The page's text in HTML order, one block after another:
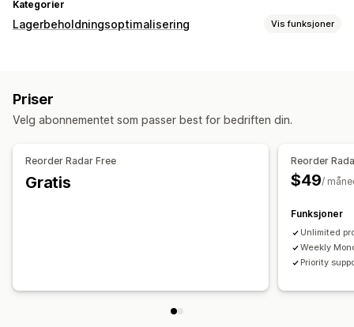
Kategorier
Lagerbeholdningsoptimalisering Vis funksjoner
Priser
Velg abonnementet som passer best for bedriften din.
Reorder Radar Free
Gratis
Reorder
$49/
Funksjoner
Unlimited
Weekly
Priority